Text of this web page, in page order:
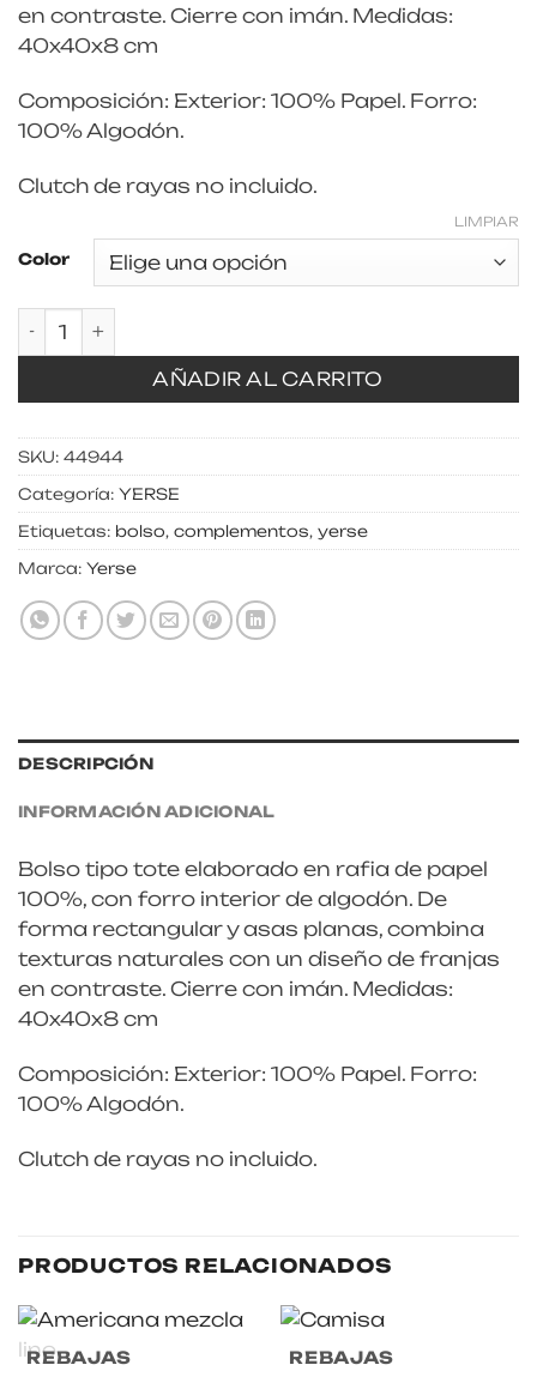
en contraste. Cierre con imán. Medidas:
40x40x8 cm
Composición: Exterior: 100% Papel. Forro:
100% Algodón.
Clutch de rayas no incluido.
Color
LIMPIAR
Bolso maxi rafia con franjas cantidad
AÑADIR AL CARRITO
SKU: 44944
Categoría: YERSE
Etiquetas: bolso, complementos, yerse
Marca: Yerse
DESCRIPCIÓN
INFORMACIÓN ADICIONAL
Bolso tipo tote elaborado en rafia de papel
100%, con forro interior de algodón. De
forma rectangular y asas planas, combina
texturas naturales con un diseño de franjas
en contraste. Cierre con imán. Medidas:
40x40x8 cm
Composición: Exterior: 100% Papel. Forro:
100% Algodón.
Clutch de rayas no incluido.
PRODUCTOS RELACIONADOS
REBAJAS REBAJAS